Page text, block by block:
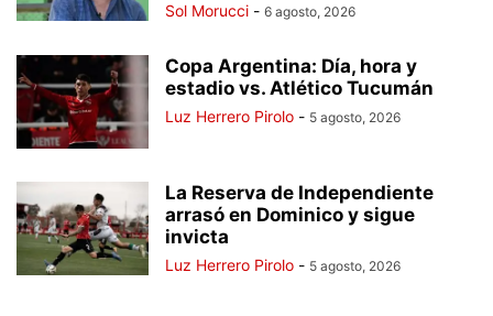
Sol Morucci - 6 agosto, 2026
Copa Argentina: Día, hora y
estadio vs. Atlético Tucumán
Luz Herrero Pirolo - 5 agosto, 2026
La Reserva de Independiente
arrasó en Dominico y sigue
invicta
Luz Herrero Pirolo - 5 agosto, 2026